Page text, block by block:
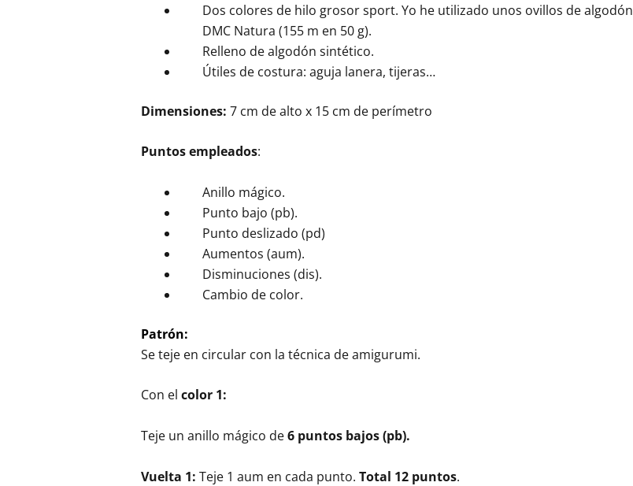
Dos colores de hilo grosor sport. Yo he utilizado unos ovillos de algodón
DMC Natura (155 m en 50 g).
Relleno de algodón sintético.
Útiles de costura: aguja lanera, tijeras…
Dimensiones: 7 cm de alto x 15 cm de perímetro
Puntos empleados:
Anillo mágico.
Punto bajo (pb).
Punto deslizado (pd)
Aumentos (aum).
Disminuciones (dis).
Cambio de color.
Patrón:
Se teje en circular con la técnica de amigurumi.
Con el color 1:
Teje un anillo mágico de6 puntos bajos (pb).
Vuelta 1: Teje 1 aum en cada punto. Total 12 puntos.